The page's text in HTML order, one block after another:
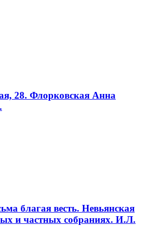
28. Флорковская Анна
благая весть. Невьянская
и частных собраниях. И.Л.